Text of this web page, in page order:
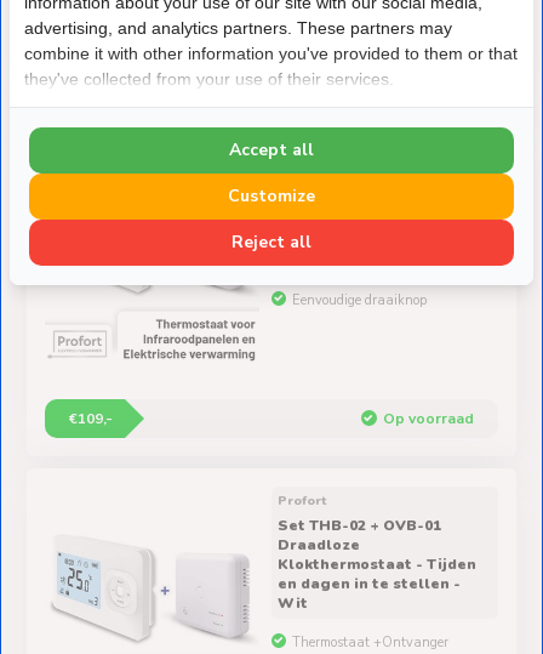
€139,-
Profort
Set THB-01 + OVB-01
Draadloze Aan/uit
Thermostaat - Alleen
temperatuur instellen
Eenvoudige draaiknop
€109,- Op voorraad
Profort
Set THB-02 + OVB-01
Draadloze
Klokthermostaat - Tijden
en dagen in te stellen -
Wit
Thermostaat +Ontvanger
advertising, and analytics partners. These partners may
combine it with other information you've provided to them or that
they've collected from your use of their services.
Reject all
Customize
Accept all